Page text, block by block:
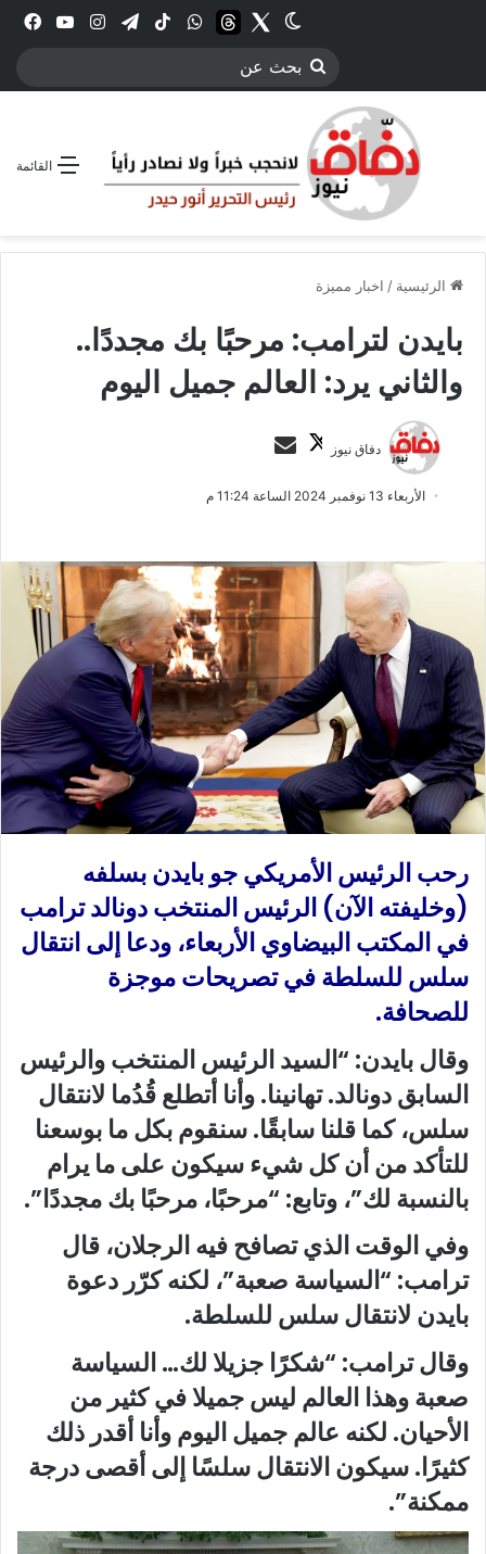
انستقرامتيلقرام‫TikTokواتسابthreadsTwitter
الوضع المظلم
بحث
القائمة
الرئيسية / اخبار مميزة
بايدن لترامب: مرحبًا بك مجددًا..
والثاني يرد: العالم جميل اليوم
دفاق نيوز
ت
ب
ل
ى
X
س
ر
ي
د
ا
إ
ل
ك
ر
و
ن
ي
ا
الأربعاء 13 نوفمبر 2024 الساعة 11:24 م
رحب الرئيس الأمريكي جو بايدن بسلفه
(وخليفته الآن) الرئيس المنتخب دونالد ترامب
في المكتب البيضاوي الأربعاء، ودعا إلى انتقال
سلس للسلطة في تصريحات موجزة
للصحافة.
وقال بايدن: “السيد الرئيس المنتخب والرئيس
السابق دونالد. تهانينا. وأنا أتطلع قُدُما لانتقال
سلس، كما قلنا سابقًا. سنقوم بكل ما بوسعنا
للتأكد من أن كل شيء سيكون على ما يرام
بالنسبة لك”، وتابع: “مرحبًا، مرحبًا بك مجددًا”.
وفي الوقت الذي تصافح فيه الرجلان، قال
ترامب: “السياسة صعبة”، لكنه كرّر دعوة
بايدن لانتقال سلس للسلطة.
وقال ترامب: “شكرًا جزيلا لك… السياسة
صعبة وهذا العالم ليس جميلا في كثير من
الأحيان. لكنه عالم جميل اليوم وأنا أقدر ذلك
كثيرًا. سيكون الانتقال سلسًا إلى أقصى درجة
ممكنة”.